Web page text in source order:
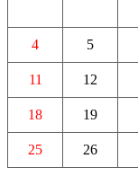
4 5
11 12
18 19
25 26